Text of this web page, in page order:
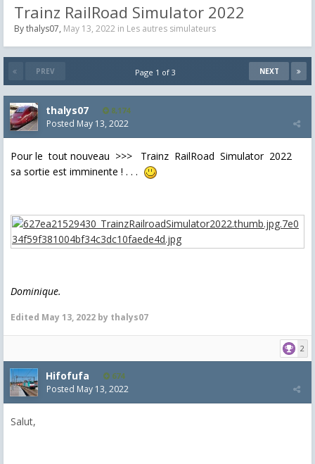
Trainz RailRoad Simulator 2022
Bythalys07, May 13, 2022 in Les autres simulateurs
PREV NEXT
Page 1 of 3
thalys07 8,174
Posted May 13, 2022
Pour le tout nouveau >>> Trainz RailRoad Simulator 2022
sa sortie est imminente ! . . .
Dominique.
Edited May 13, 2022 by thalys07
2
Hifofufa 674
Posted May 13, 2022
Salut,